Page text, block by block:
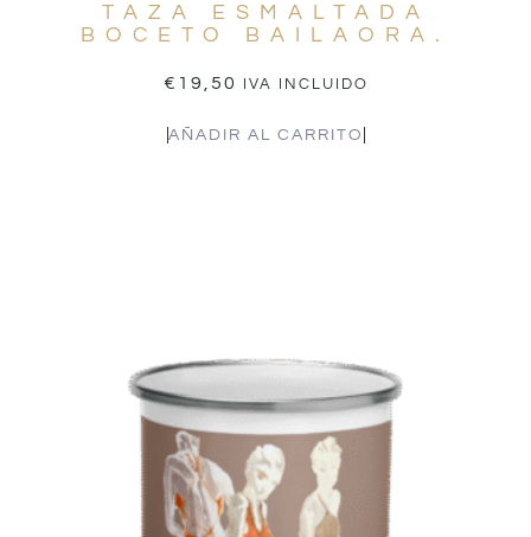
TAZA ESMALTADA
BOCETO BAILAORA.
€ 19,50 IVA INCLUIDO
AÑADIR AL CARRITO